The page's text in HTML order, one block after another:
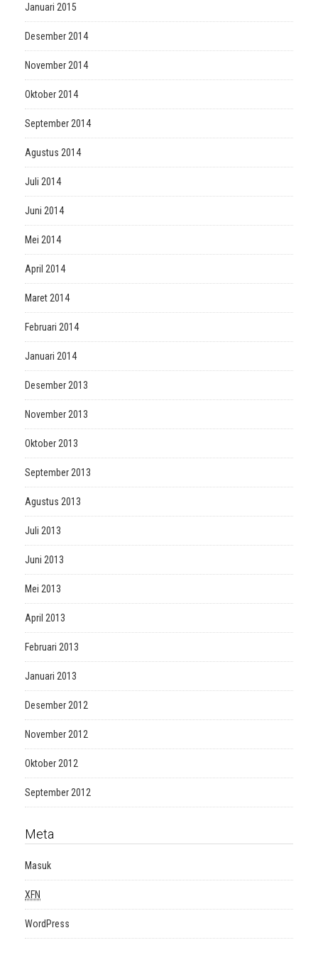
Januari 2015
Desember 2014
November 2014
Oktober 2014
September 2014
Agustus 2014
Juli 2014
Juni 2014
Mei 2014
April 2014
Maret 2014
Februari 2014
Januari 2014
Desember 2013
November 2013
Oktober 2013
September 2013
Agustus 2013
Juli 2013
Juni 2013
Mei 2013
April 2013
Februari 2013
Januari 2013
Desember 2012
November 2012
Oktober 2012
September 2012
Meta
Masuk
XFN
WordPress